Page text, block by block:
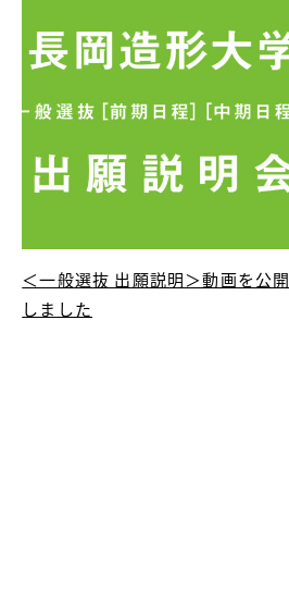
＜一般選抜 出願説明＞動画を公開
しました